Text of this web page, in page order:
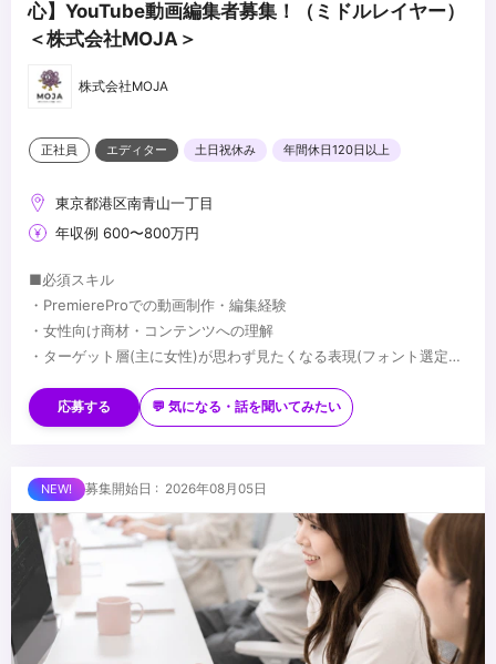
心】YouTube動画編集者募集！（ミドルレイヤー）
＜株式会社MOJA＞
株式会社MOJA
正社員 エディター 土日祝休み 年間休日120日以上
東京都港区南青山一丁目
年収例 600〜800万円
■必須スキル
・PremiereProでの動画制作・編集経験
・女性向け商材・コンテンツへの理解
・ターゲット層(主に女性)が思わず見たくなる表現(フォント選定・
※応募時は、ポートフォリオor制作物のURLのご提出をお願いしま
す
外とさせていただきます
・PhotoshopやIllustratorを用いたデザイン経験がある方
・AfterEffectsの使用経験がある方
■求める人物像
・自ら仕事を取りに行き、プロフェッショナルとして成長する意欲
のある方
・責任感のある方
・周りのメンバーと協調・協業ができる方
応募する 💬 気になる・話を聞いてみたい
募集開始日 : 2026年08月05日